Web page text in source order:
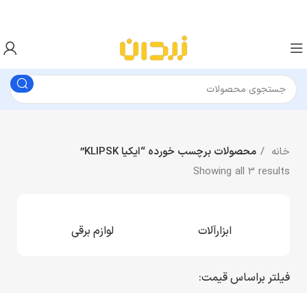
خانه
محصولات برچسب خورده “ایکیا KLIPSK”
Showing all 3 results
ابزارآلات لوازم برقی
فیلتر براساس قیمت: